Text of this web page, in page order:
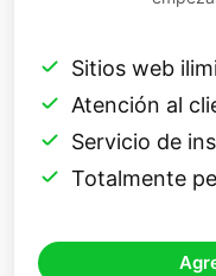
Sitios web
Atención al
Servicio de
Totalmente